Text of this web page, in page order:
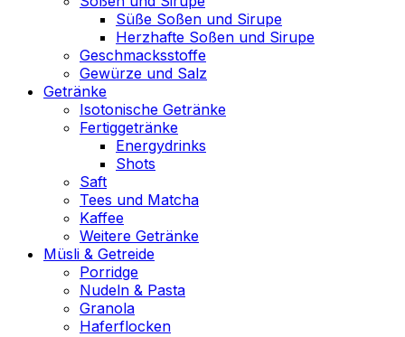
Süße Soßen und Sirupe
Herzhafte Soßen und Sirupe
Geschmacksstoffe
Gewürze und Salz
Getränke
Isotonische Getränke
Fertiggetränke
Energydrinks
Shots
Saft
Tees und Matcha
Kaffee
Weitere Getränke
Müsli & Getreide
Porridge
Nudeln & Pasta
Granola
Haferflocken